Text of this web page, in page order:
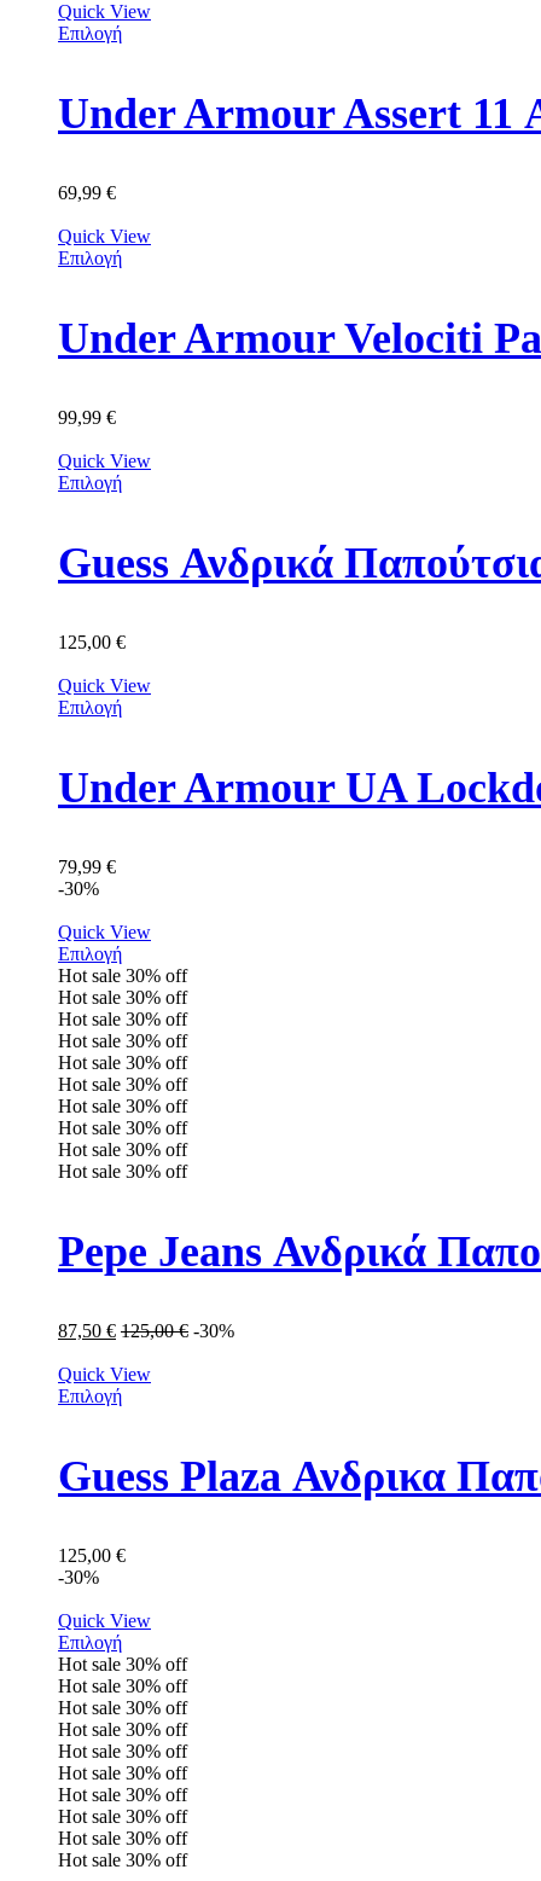
Quick View
Επιλογή
Under Armour Assert 11
69,99 €
Quick View
Επιλογή
Under Armour Velociti
99,99 €
Quick View
Επιλογή
Guess Ανδρικά
125,00 €
Quick View
Επιλογή
Under Armour UA
79,99 €
-30%
Quick View
Επιλογή
Hot sale 30% off
Hot sale 30% off
Hot sale 30% off
Hot sale 30% off
Hot sale 30% off
Hot sale 30% off
Hot sale 30% off
Hot sale 30% off
Hot sale 30% off
Hot sale 30% off
Pepe Jeans Ανδρικά
87,50 € 125,00€ -30%
Quick View
Επιλογή
Guess Plaza Ανδρικα
125,00 €
-30%
Quick View
Επιλογή
Hot sale 30% off
Hot sale 30% off
Hot sale 30% off
Hot sale 30% off
Hot sale 30% off
Hot sale 30% off
Hot sale 30% off
Hot sale 30% off
Hot sale 30% off
Hot sale 30% off